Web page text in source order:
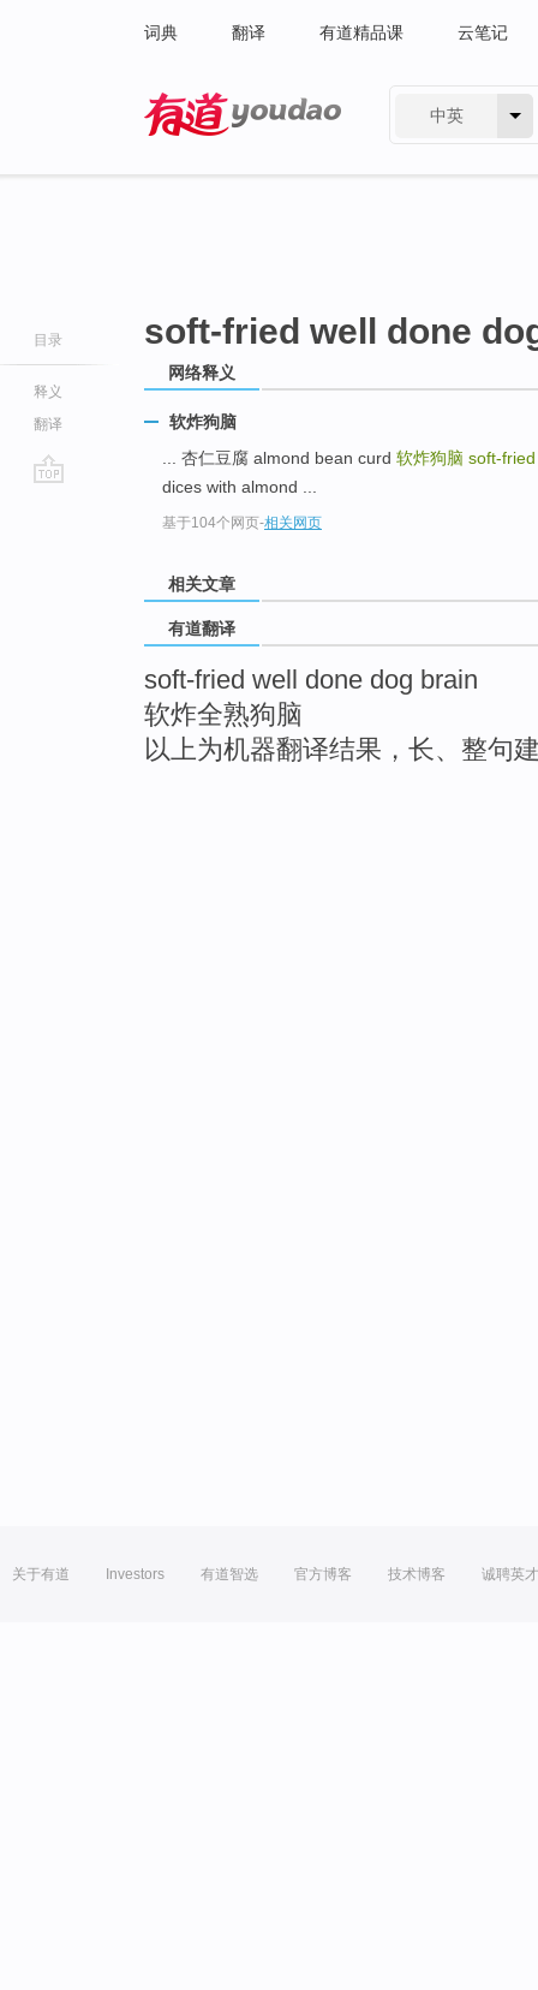
词典 翻译 有道精品课 云笔记
中英
目录
释义
翻译
soft-fried well done
网络释义
软炸狗脑
... 杏仁豆腐 almond bean curd 软炸狗脑 soft-
dices with almond ...
基于104个网页-相关网页
相关文章
有道翻译
soft-fried well done dog brain
软炸全熟狗脑
以上为机器翻译结果，长、整句
关于有道 Investors 有道智选 官方博客 技术博客 诚聘英才